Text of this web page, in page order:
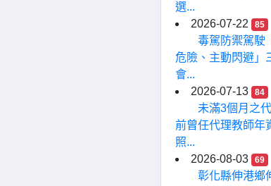
選...
2026-07-22
85
毒駕防禦駕駛
危險、主動閃避」
會...
2026-07-13
84
未滿3個月之
前曾任代理教師年
照...
2026-08-03
69
彰化縣伸港鄉